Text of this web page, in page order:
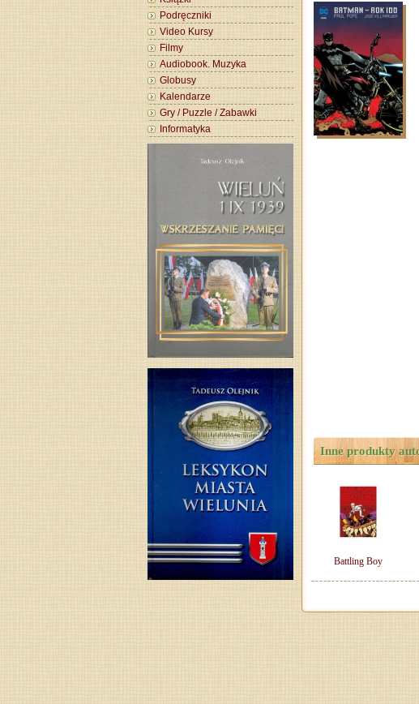
Podręczniki
Video Kursy
Filmy
Audiobook. Muzyka
Globusy
Kalendarze
Gry / Puzzle / Zabawki
Informatyka
Inne produkty
Battling Boy